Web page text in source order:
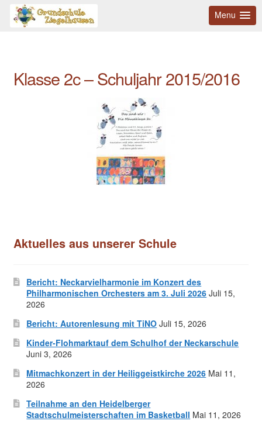
Menu
Klasse 2c – Schuljahr 2015/2016
Aktuelles aus unserer Schule
Bericht: Neckarvielharmonie im Konzert des
Philharmonischen Orchesters am 3. Juli 2026 Juli 15,
2026
Bericht: Autorenlesung mit TiNO Juli 15, 2026
Kinder-Flohmarktauf dem Schulhof der Neckarschule
Juni 3, 2026
Mitmachkonzert in der Heiliggeistkirche 2026 Mai 11,
2026
Teilnahme an den Heidelberger
Stadtschulmeisterschaften im Basketball Mai 11, 2026